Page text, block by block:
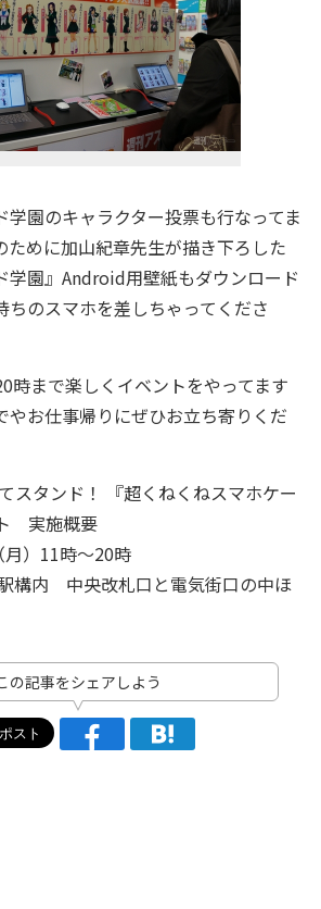
園のキャラクター投票も行なってま
ために加山紀章先生が描き下ろした
学園』Android用壁紙もダウンロード
ちのスマホを差しちゃってくださ
時まで楽しくイベントをやってます
やお仕事帰りにぜひお立ち寄りくだ
スタンド！ 『超くねくねスマホケー
実施概要
）11時～20時
内 中央改札口と電気街口の中ほ
の記事をシェアしよう